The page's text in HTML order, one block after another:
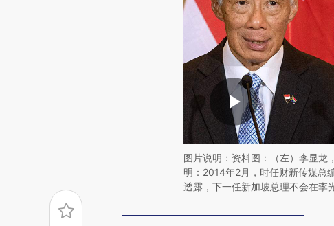
图片说明：资料图：（左）李显龙
明：2014年2月，时任财新传媒总
透露，下一任新加坡总理不会在李